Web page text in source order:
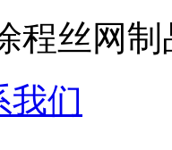
程丝网
我们